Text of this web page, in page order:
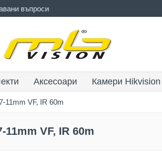
въпроси
Аксесоари Камери Hikvision
11mm VF, IR 60m
11mm VF, IR 60m